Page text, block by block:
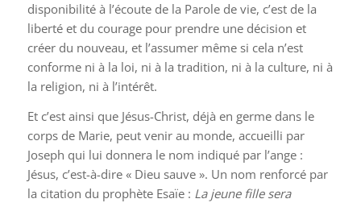
disponibilité à l’écoute de la Parole de vie, c’est de la
liberté et du courage pour prendre une décision et
créer du nouveau, et l’assumer même si cela n’est
conforme ni à la loi, ni à la tradition, ni à la culture, ni à
la religion, ni à l’intérêt.
Et c’est ainsi que Jésus-Christ, déjà en germe dans le
corps de Marie, peut venir au monde, accueilli par
Joseph qui lui donnera le nom indiqué par l’ange :
Jésus, c’est-à-dire « Dieu sauve ». Un nom renforcé par
la citation du prophète Esaïe : La jeune fille sera